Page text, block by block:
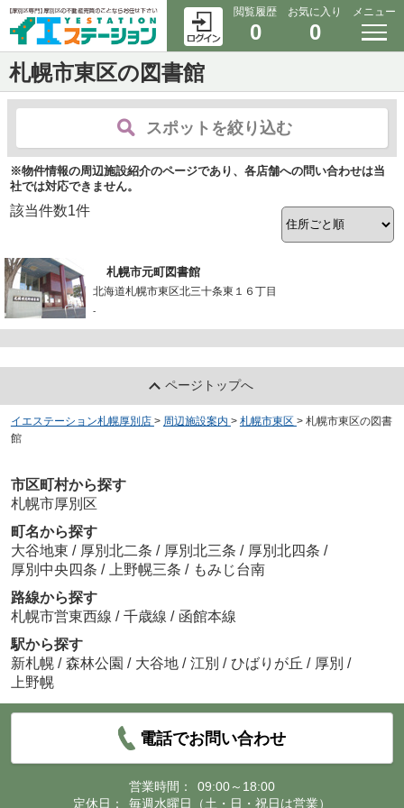
閲覧履歴
0
お気に入り
0
メニュー
札幌市東区の図書館
スポットを絞り込む
※物件情報の周辺施設紹介のページであり、各店舗への問い合わせは当
社では対応できません。
該当件数1件
札幌市元町図書館
北海道札幌市東区北三十条東１６丁目
-
ページトップへ
イエステーション札幌厚別店 > 周辺施設案内 > 札幌市東区 > 札幌市東区の図書
館
市区町村から探す
札幌市厚別区
町名から探す
大谷地東 / 厚別北二条 / 厚別北三条 / 厚別北四条 /
厚別中央四条 / 上野幌三条 / もみじ台南
路線から探す
札幌市営東西線 / 千歳線 / 函館本線
駅から探す
新札幌 / 森林公園 / 大谷地 / 江別 / ひばりが丘 / 厚別 /
上野幌
電話でお問い合わせ
営業時間：
09:00～18:00
定休日：
毎週水曜日（土・日・祝日は営業）